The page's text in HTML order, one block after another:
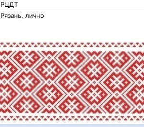
РЦДТ
Рязань, лично